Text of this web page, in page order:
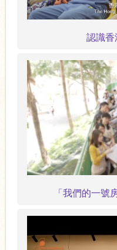
認識
「我們的一號